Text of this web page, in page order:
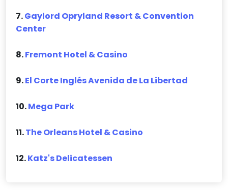
7.Gaylord Opryland Resort & Convention
Center
8.Fremont Hotel & Casino
9.El Corte Inglés Avenida de La Libertad
10.Mega Park
11.The Orleans Hotel & Casino
12.Katz's Delicatessen